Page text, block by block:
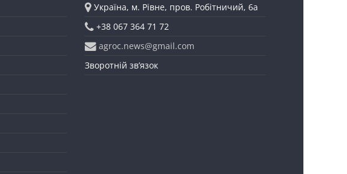
Україна, м. Рівне, пров. Робітничий, 6а
+38 067 364 71 72
agroc.news@gmail.com
Зворотній зв’язок